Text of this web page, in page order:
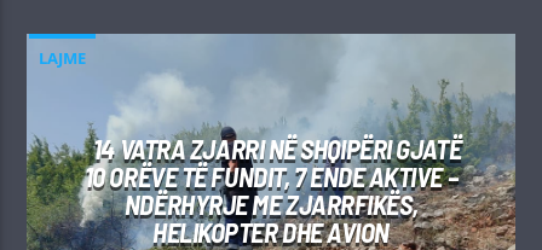
LAJME
14 VATRA ZJARRI NË SHQIPËRI GJATË
10 ORËVE TË FUNDIT, 7 ENDE AKTIVE –
NDËRHYRJE ME ZJARRFIKËS,
HELIKOPTER DHE AVION